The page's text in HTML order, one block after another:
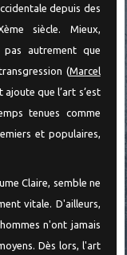
depuis des
siècle. Mieux,
pas autrement que
(Marcel
que l’art s’est
tenues comme
et populaires,
Claire, semble ne
vitale. D'ailleurs,
n'ont jamais
Dès lors, l'art